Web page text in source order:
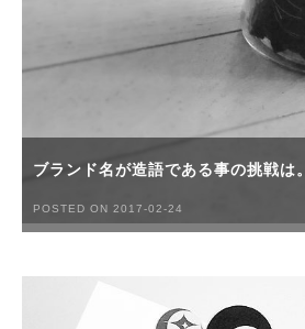
ブランド名が造語である事の挑戦は。
POSTED ON 2017-02-24